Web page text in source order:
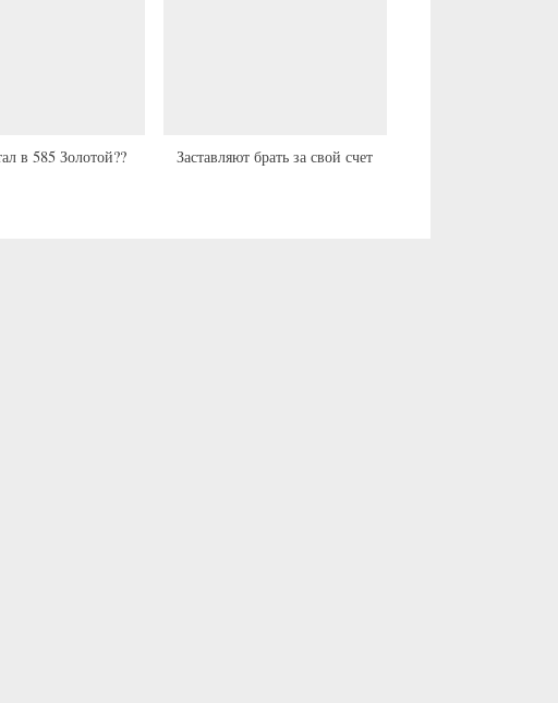
в 585 Золотой?? Заставляют брать за свой счет